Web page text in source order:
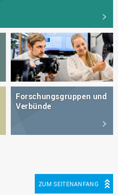
Forschungsgruppen und
Verbünde
ZUM SEITENANFANG